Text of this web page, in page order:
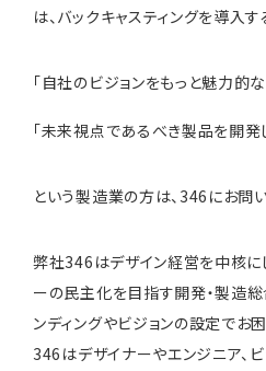
は、バックキャスティングを導入す
「自社のビジョンをもっと魅力的
「未来視点であるべき製品を開発
という製造業の方は、346にお問
弊社346はデザイン経営を中核に
ーの民主化を目指す開発・製造
ンディングやビジョンの設定でお
346はデザイナーやエンジニア、